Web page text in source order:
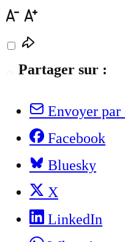
Partager sur :
Envoyer
Facebook
Bluesky
X
LinkedIn